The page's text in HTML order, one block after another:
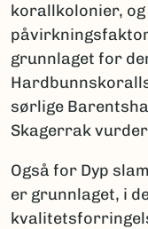
korallkolonier,
grunnlaget for
sørlige
Skagerrak
Også for Dyp
er grunnlaget, i